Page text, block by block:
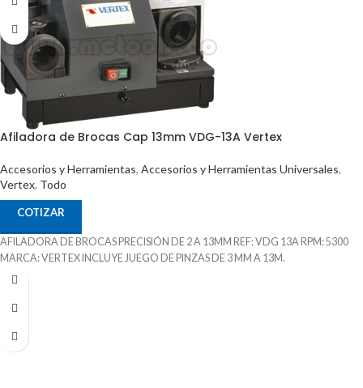
Afiladora de Brocas Cap 13mm VDG-13A Vertex
Accesorios y Herramientas, Accesorios y Herramientas Universales,
Vertex, Todo
COTIZAR
AFILADORA DE BROCAS PRECISIÓN DE 2 A 13MM REF: VDG 13A RPM: 5300
MARCA: VERTEX INCLUYE JUEGO DE PINZAS DE 3 MM A 13M.